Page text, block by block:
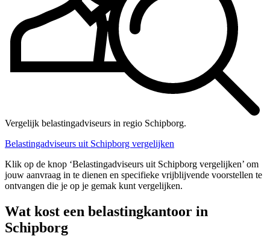
Vergelijk belastingadviseurs in regio Schipborg.
Belastingadviseurs uit Schipborg vergelijken
Klik op de knop ‘Belastingadviseurs uit Schipborg vergelijken’ om
jouw aanvraag in te dienen en specifieke vrijblijvende voorstellen te
ontvangen die je op je gemak kunt vergelijken.
Wat kost een belastingkantoor in
Schipborg